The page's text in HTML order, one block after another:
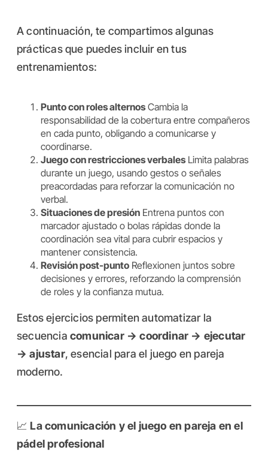
A continuación, te compartimos algunas
prácticas que puedes incluir en tus
entrenamientos:
Punto con roles alternos Cambia la
responsabilidad de la cobertura entre compañeros
en cada punto, obligando a comunicarse y
coordinarse.
Juego con restricciones verbales Limita palabras
durante un juego, usando gestos o señales
preacordadas para reforzar la comunicación no
verbal.
Situaciones de presión Entrena puntos con
marcador ajustado o bolas rápidas donde la
coordinación sea vital para cubrir espacios y
mantener consistencia.
Revisión post-punto Reflexionen juntos sobre
decisiones y errores, reforzando la comprensión
de roles y la confianza mutua.
Estos ejercicios permiten automatizar la
secuencia comunicar → coordinar → ejecutar
→ ajustar, esencial para el juego en pareja
moderno.
📈La comunicación y el juego en pareja en el
pádel profesional